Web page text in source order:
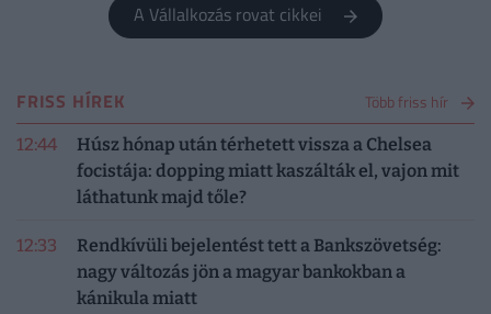
A Vállalkozás rovat cikkei
FRISS HÍREK Több friss hír
12:44
Húsz hónap után térhetett vissza a Chelsea
focistája: dopping miatt kaszálták el, vajon mit
láthatunk majd tőle?
12:33
Rendkívüli bejelentést tett a Bankszövetség:
nagy változás jön a magyar bankokban a
kánikula miatt